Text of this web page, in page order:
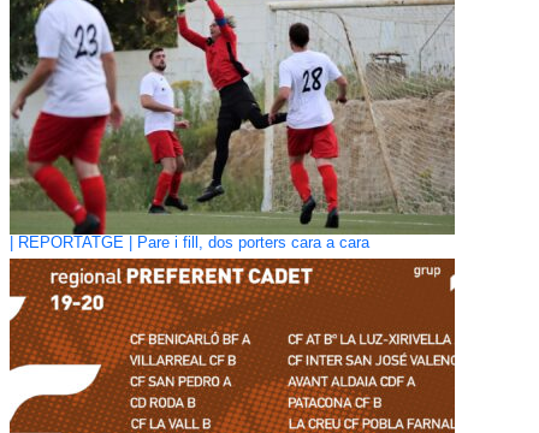
| REPORTATGE | Pare i fill, dos porters cara a cara